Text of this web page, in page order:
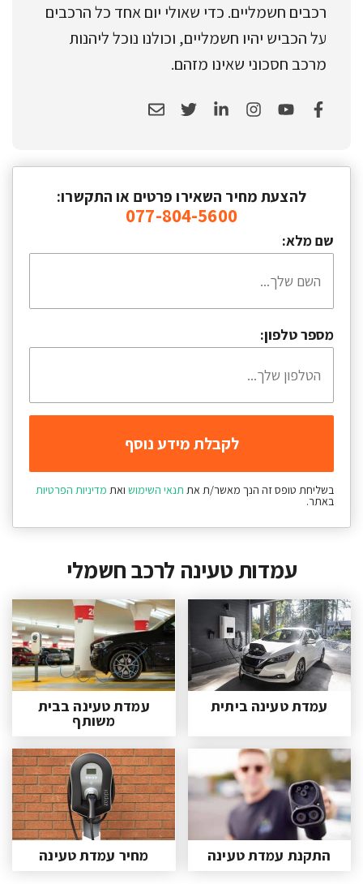
רכבים חשמליים. כדי שאולי יום אחד כל הרכבים
על הכביש יהיו חשמליים, וכולנו נוכל ליהנות
מרכב חסכוני שאינו מזהם.
להצעת מחיר השאירו פרטים או התקשרו:
077-804-5600
שם מלא:
מספר טלפון:
בשליחת טופס זה הנך מאשר/ת את תנאי השימוש ואת מדיניות הפרטיות
באתר.
עמדות טעינה לרכב חשמלי
עמדת טעינה ביתית עמדת טעינה בבית
משותף
התקנת עמדת טעינה מחיר עמדת טעינה